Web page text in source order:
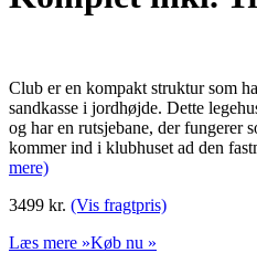
Club er en kompakt struktur som
sandkasse i jordhøjde. Dette
og har en rutsjebane, der fungerer
kommer ind i klubhuset ad den
mere)
3499 kr. (Vis fragtpris)
Læs mere »Køb nu »